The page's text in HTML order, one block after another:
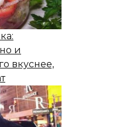
и
вкуснее,